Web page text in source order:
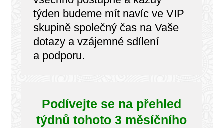
týden budeme mít navíc ve VIP
skupině společný čas na Vaše
dotazy a vzájemné sdílení
a podporu.
Podívejte se na přehled
týdnů tohoto 3 měsíčního